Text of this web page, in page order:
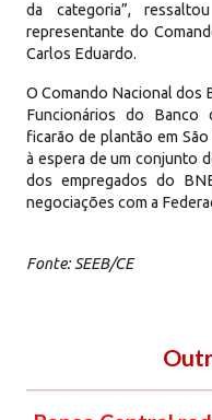
da categoria”,
representante do
Carlos Eduardo.
O Comando Nacional dos
Funcionários do Banco
ficarão de plantão em
à espera de um conjunto
dos empregados do
negociações com a
Fonte: SEEB/CE